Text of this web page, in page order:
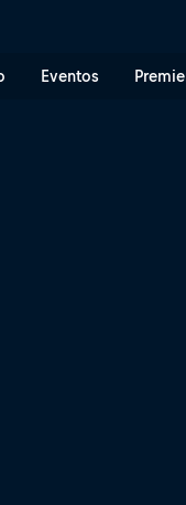
Eventos
Cerro